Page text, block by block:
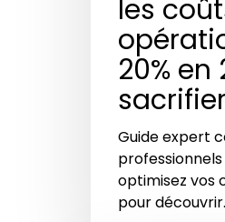
les
20% en
Guide expert
optimisez vos
pour